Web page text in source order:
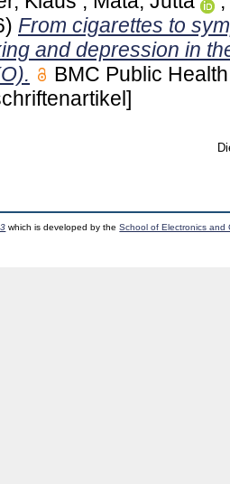
From cigarettes to
and depression in
BMC Public
which is developed by theSchool of Electronics and